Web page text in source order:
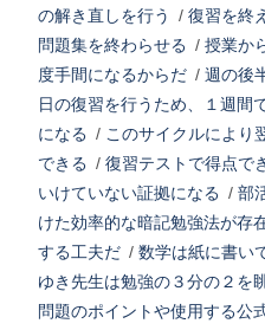
の解き直しを行う
/ 復習を終
問題集を終わらせる / 授業か
度手間になるからだ / 週の後
日の復習を行うため、１週間
になる / このサイクルにより
できる / 復習テストで得点で
いけていない証拠になる / 部
けた効率的な暗記勉強法が存
する工夫だ / 数学は紙に書い
ゆき先生は勉強の３分の２を
問題のポイントや使用する公